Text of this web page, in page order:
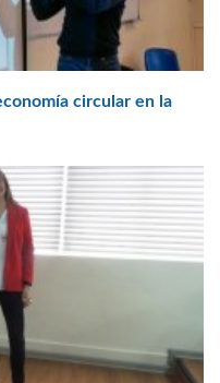
circular en la